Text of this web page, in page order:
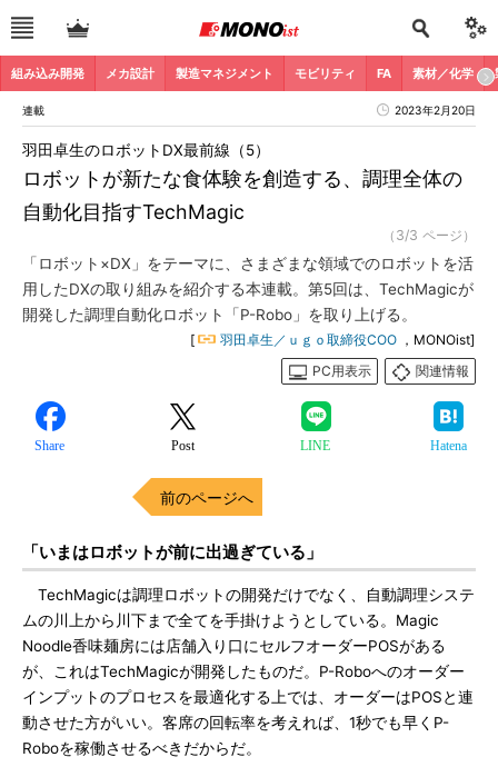
組み込み開発 メカ設計 製造マネジメント モビリティ FA 素材／化学
連載 2023年2月20日
ロボットが新たな食体験を創造する、調理全体の
自動化目指すTechMagic
羽田卓生のロボットDX最前線（5）
（3/3 ページ）
「ロボット×DX」をテーマに、さまざまな領域でのロボットを活
用したDXの取り組みを紹介する本連載。第5回は、TechMagicが
開発した調理自動化ロボット「P-Robo」を取り上げる。
[ 羽田卓生／ｕｇｏ取締役COO ，MONOist]
PC用表示
関連情報
Share Post LINE Hatena
前のページへ
「いまはロボットが前に出過ぎている」
TechMagicは調理ロボットの開発だけでなく、自動調理システ
ムの川上から川下まで全てを手掛けようとしている。Magic
Noodle香味麺房には店舗入り口にセルフオーダーPOSがある
が、これはTechMagicが開発したものだ。P-Roboへのオーダー
インプットのプロセスを最適化する上では、オーダーはPOSと連
動させた方がいい。客席の回転率を考えれば、1秒でも早くP-
Roboを稼働させるべきだからだ。